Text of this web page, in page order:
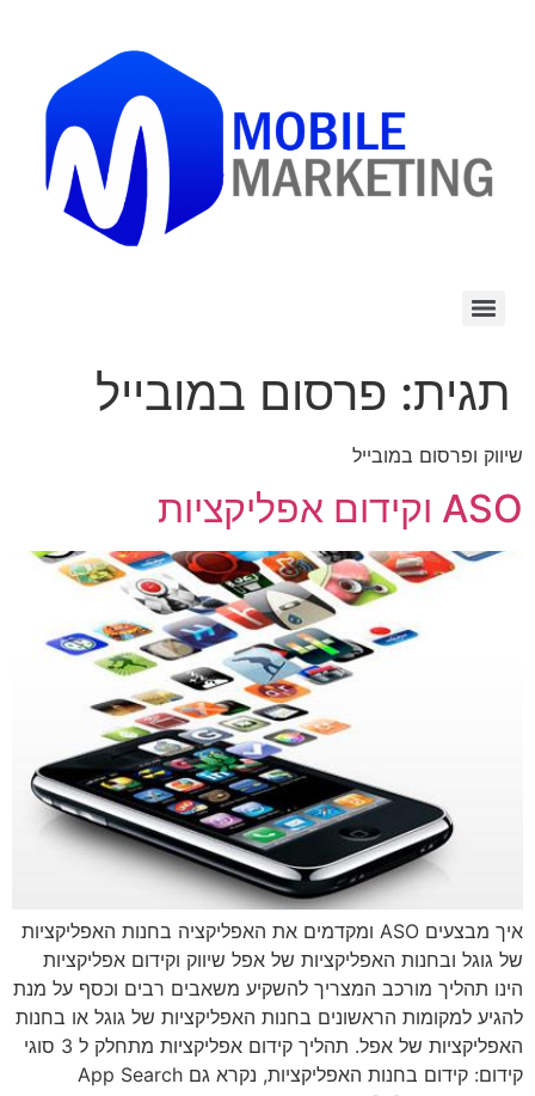
תגית: פרסום במובייל
שיווק ופרסום במובייל
ASO וקידום אפליקציות
איך מבצעים ASO ומקדמים את האפליקציה בחנות האפליקציות
של גוגל ובחנות האפליקציות של אפל שיווק וקידום אפליקציות
הינו תהליך מורכב המצריך להשקיע משאבים רבים וכסף על מנת
להגיע למקומות הראשונים בחנות האפליקציות של גוגל או בחנות
האפליקציות של אפל. תהליך קידום אפליקציות מתחלק ל 3 סוגי
קידום: קידום בחנות האפליקציות, נקרא גם App Search